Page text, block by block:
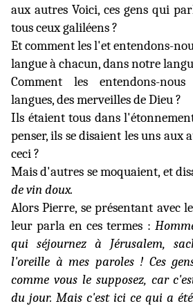
aux autres Voici, ces gens qui
tous ceux galiléens ?
Et comment les l'et entendons-
langue à chacun, dans notre
Comment les entendons-
langues, des merveilles de Dieu ?
Ils étaient tous dans
penser, ils se disaient les uns aux
ceci ?
Mais d'autres se moquaient, et
de vin doux.
Alors Pierre, se présentant avec
leur parla en ces termes :
qui séjournez à Jérusalem,
l'oreille à mes paroles ! Ces
comme vous le supposez, car
du jour. Mais c'est ici ce qui a